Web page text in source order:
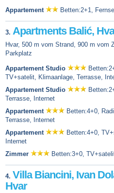
Appartement
Betten:2+1,
3. Apartments Balić,
Hvar, 500 m vom Strand, 900 m vom
Parkplatz
Appartement Studio
TV+satelit, Klimaanlage, Terrasse,
Appartement Studio
Terrasse, Internet
Appartement
Betten:4+0,
Terrasse, Internet
Appartement
Betten:4+0,
Internet
Zimmer
Betten:3+0,
4. Villa Biancini, Ivan
Hvar